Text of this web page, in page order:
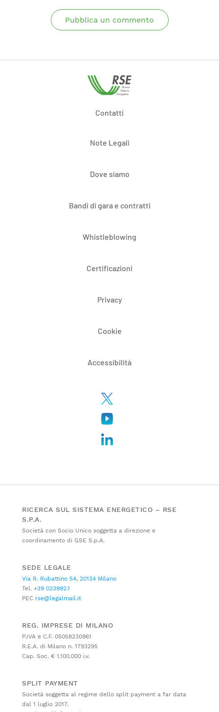
Pubblica un commento
Contatti
Note Legali
Dove siamo
Bandi di gara e contratti
Whistleblowing
Certificazioni
Privacy
Cookie
Accessibilità
RICERCA SUL SISTEMA ENERGETICO – RSE
S.P.A.
Società con Socio Unico soggetta a direzione e
coordinamento di GSE S.p.A.
SEDE LEGALE
Via R. Rubattino 54, 20134 Milano
Tel. +39 023992.1
PEC rse@legalmail.it
REG. IMPRESE DI MILANO
P.IVA e C.F. 05058230961
R.E.A. di Milano n. 1793295
Cap. Soc. € 1.100.000 i.v.
SPLIT PAYMENT
Società soggetta al regime dello split payment a far data
dal 1 luglio 2017.